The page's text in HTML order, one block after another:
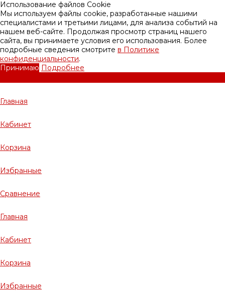
Использование файлов Cookie
Мы используем файлы cookie, разработанные нашими
специалистами и третьими лицами, для анализа событий на
нашем веб-сайте. Продолжая просмотр страниц нашего
сайта, вы принимаете условия его использования. Более
подробные сведения смотрите в Политике
конфиденциальности.
Принимаю Подробнее
Главная
Кабинет
Корзина
Избранные
Сравнение
Главная
Кабинет
Корзина
Избранные